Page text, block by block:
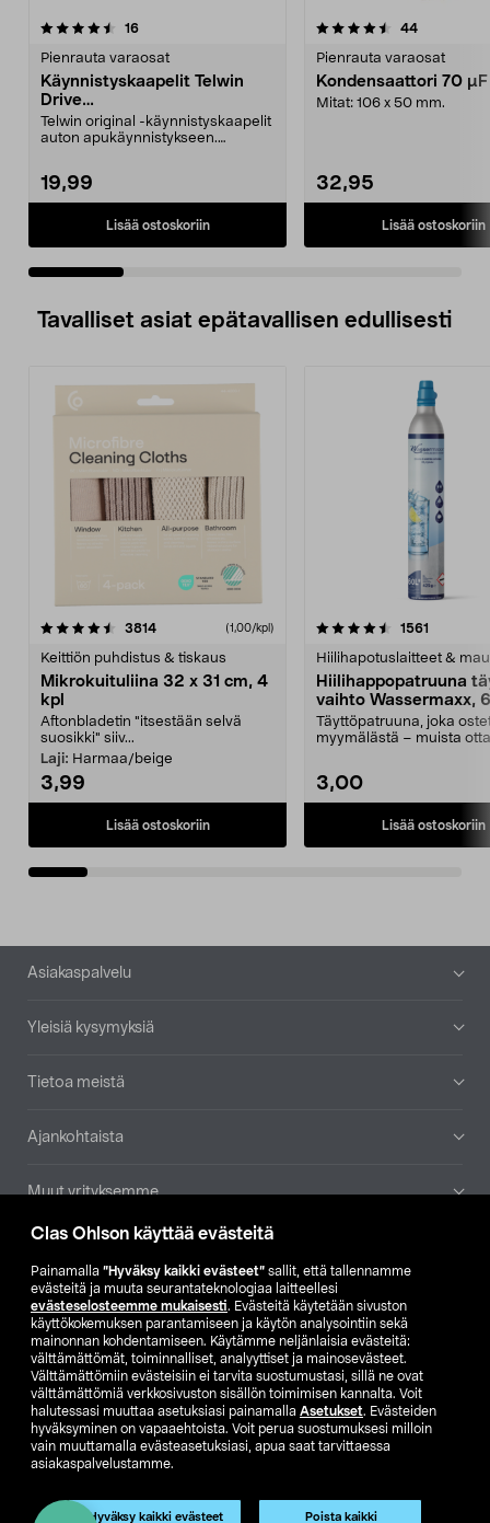
Clas Ohlson käyttää evästeitä
Painamalla ”Hyväksy kaikki evästeet” sallit, että tallennamme
evästeitä ja muuta seurantateknologiaa laitteellesi
evästeselosteemme mukaisesti. Evästeitä käytetään sivuston
käyttökokemuksen parantamiseen ja käytön analysointiin sekä
mainonnan kohdentamiseen. Käytämme neljänlaisia evästeitä:
välttämättömät, toiminnalliset, analyyttiset ja mainosevästeet.
Välttämättömiin evästeisiin ei tarvita suostumustasi, sillä ne ovat
välttämättömiä verkkosivuston sisällön toimimisen kannalta. Voit
halutessasi muuttaa asetuksiasi painamalla Asetukset. Evästeiden
hyväksyminen on vapaaehtoista. Voit perua suostumuksesi milloin
vain muuttamalla evästeasetuksiasi, apua saat tarvittaessa
asiakaspalvelustamme.
Hyväksy kaikki evästeet Poista kaikki
Tuote on poistunut
16arvostelut
Pienrauta varaosat
Käynnistyskaapelit Telwin
Drive
Mini/9000/13000/1250/150
0/1750, EC5
Telwin original -käynnistyskaapelit
auton apukäynnistykseen.
19,99
Lisää ostoskoriin
4.5 viidestä
44arvostelut
Pienrauta varaosat
Kondensaattori 70
Mitat: 106 x 50 mm.
32,95
Lisää ostoskoriin
4.5 viidestä
Tavalliset asiat epätavallisen edullisesti
3814arvostelut (1,00/kpl)
Keittiön puhdistus & tiskaus
Mikrokuituliina 32 x 31 cm, 4
kpl
Aftonbladetin "itsestään selvä
suosikki" siiv...
Laji: Harmaa/beige
3,99
Lisää ostoskoriin
4.5viidestä
1561
Hiilihapotuslaitteet &
Hiilihappopatruuna
vaihto Wassermaxx,
Täyttöpatruuna, joka
myymälästä – muista
3,00
Lisää ostoskoriin
4.5viidestä
Alatunniste
Asiakaspalvelu
Yleisiä kysymyksiä
Tietoa meistä
Ajankohtaista
Muut yrityksemme
Etsi myymälä
SE NO FI
FI SV
Näytä hinnat ilman ALV:a